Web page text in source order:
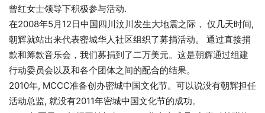
曾红女士领导下积极参与活动.
在2008年5月12日中国四川汶川发生大地震之际， 仅几天时间,
朝辉就站出来代表密城华人社区组织了募捐活动。 通过直接捐
款和筹款音乐会，我们募捐到了二万美元。这是朝辉通过组建
行动委员会以及和各个团体之间的配合的结果。
2010年, MCCC准备创办密城中国文化节。可以说没有朝辉担任
活动总监, 就没有2011年密城中国文化节的成功。